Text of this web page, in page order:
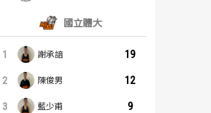
國立體大
1 謝承諳 19
2 陳俊男 12
3 藍少甫 9